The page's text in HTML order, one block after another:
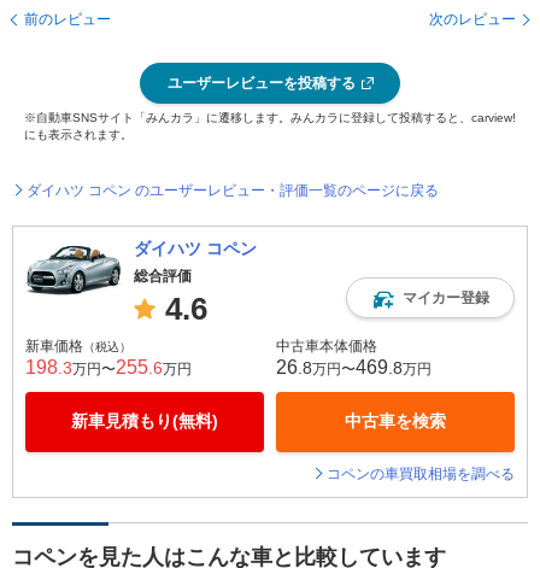
前のレビュー 次のレビュー
ユーザーレビューを投稿する
※自動車SNSサイト「みんカラ」に遷移します。みんカラに登録して投稿すると、carview!
にも表示されます。
ダイハツ コペン のユーザーレビュー・評価一覧のページに戻る
ダイハツ コペン
総合評価
4.6 マイカー登録
新車価格 （税込）
198 .3万円〜255 .6万円
新車見積もり(無料)
中古車本体価格
26 .8万円〜469 .8万円
中古車を検索
コペンの車買取相場を調べる
コペンを見た人はこんな車と比較しています